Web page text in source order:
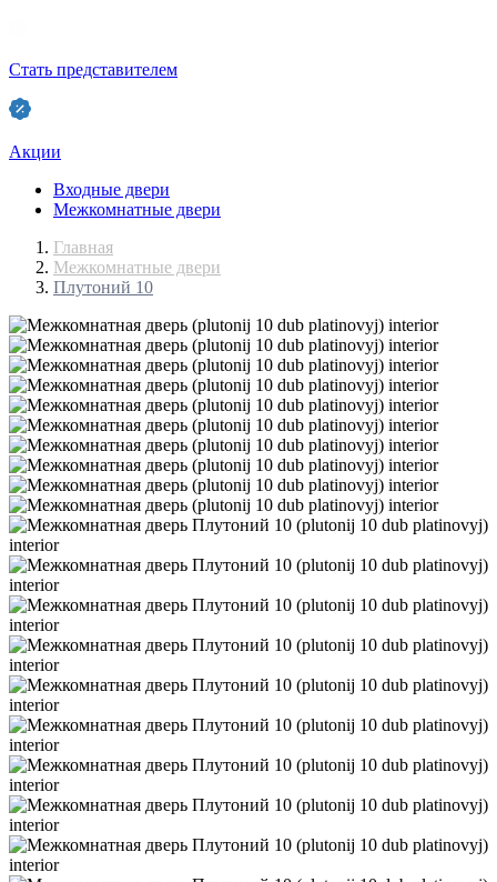
Стать представителем
Акции
Входные двери
Межкомнатные двери
Главная
Межкомнатные двери
Плутоний 10